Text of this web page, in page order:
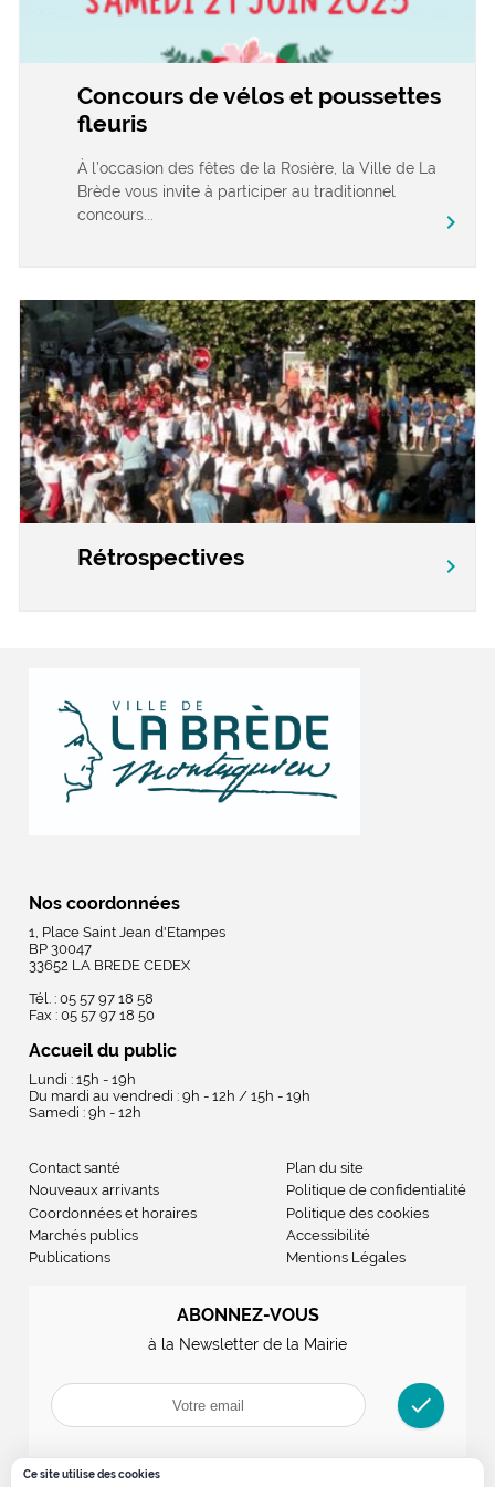
Concours de vélos et poussettes
fleuris
À l’occasion des fêtes de la Rosière, la Ville de La
Brède vous invite à participer au traditionnel
concours...
chevron_right
Rétrospectives chevron_right
Nos coordonnées
1, Place Saint Jean d'Etampes
BP 30047
33652 LA BREDE CEDEX
Tél. : 05 57 97 18 58
Fax : 05 57 97 18 50
Accueil du public
Lundi : 15h - 19h
Du mardi au vendredi : 9h - 12h / 15h - 19h
Samedi : 9h - 12h
Contact santé
Nouveaux arrivants
Coordonnées et horaires
Marchés publics
Publications
Plan du site
Politique de confidentialité
Politique des cookies
Accessibilité
Mentions Légales
ABONNEZ-VOUS
à la Newsletter de la Mairie
check
Ce site utilise des cookies